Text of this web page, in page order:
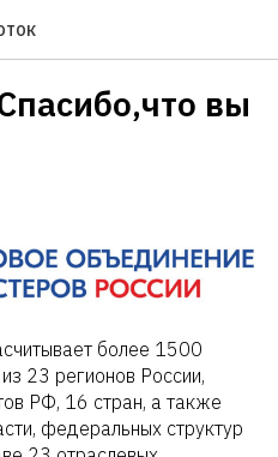
вы
более 1500
23 регионов России,
РФ, 16 стран, а также
федеральных структур